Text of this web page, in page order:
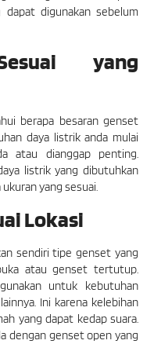
digunakan sebelum
yang
berapa besaran genset
daya listrik anda mulai
atau dianggap penting.
listrik yang dibutuhkan
yang sesuai.
Lokasi
sendiri tipe genset yang
atau genset tertutup.
untuk kebutuhan
Ini karena kelebihan
yang dapat kedap suara.
dengan genset open yang